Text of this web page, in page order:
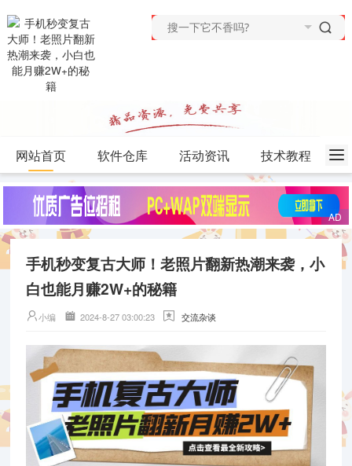
网站首页 软件仓库 活动资讯 技术教程
手机秒变复古大师！老照片翻新热潮来袭，小
白也能月赚2W+的秘籍
小编 2024-8-27 03:00:23 交流杂谈